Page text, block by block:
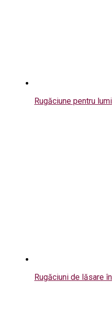
Rugăciune pentru
Rugăciuni de lăsare